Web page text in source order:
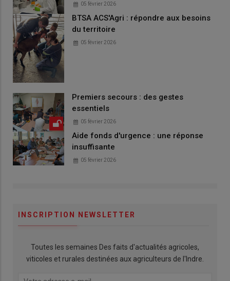
05 février 2026
BTSA ACS'Agri : répondre aux besoins
du territoire
05 février 2026
Premiers secours : des gestes
essentiels
05 février 2026
Aide fonds d'urgence : une réponse
insuffisante
05 février 2026
INSCRIPTION NEWSLETTER
Toutes les semaines Des faits d'actualités agricoles,
viticoles et rurales destinées aux agriculteurs de l'Indre.